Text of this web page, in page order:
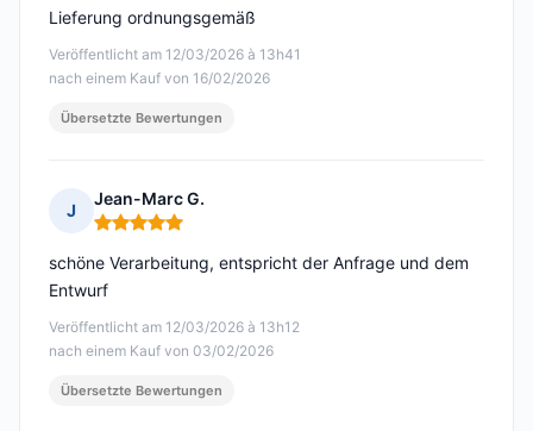
Veröffentlicht am 12/03/2026 à 13h41
nach einem Kauf von 16/02/2026
Lieferung ordnungsgemäß
Übersetzte Bewertungen
J
Jean-Marc G.
Hinweis: 5 von 5
Veröffentlicht am 12/03/2026 à 13h12
nach einem Kauf von 03/02/2026
schöne Verarbeitung, entspricht der Anfrage und dem
Entwurf
Übersetzte Bewertungen